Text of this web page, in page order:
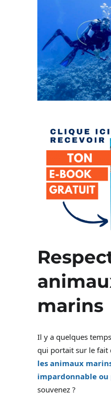
marins
Il y a quelques
qui portait sur le fait
les animaux
impardonnable ou
souvenez ?